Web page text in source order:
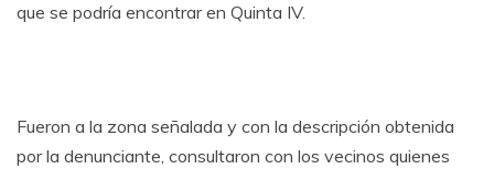
que se podría encontrar en Quinta IV.
Fueron a la zona señalada y con la descripción obtenida
por la denunciante, consultaron con los vecinos quienes